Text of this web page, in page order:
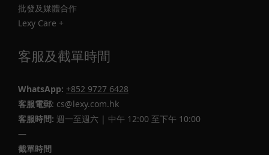
批發及媒體合作
Lexy Care +
客服及截單時間
WhatsApp: +852 9727 6428
客服電郵: cs@lexy.com.hk
客服時間: 週一至週六 | 中午 12:00 至下午 10:00
—
截單時間